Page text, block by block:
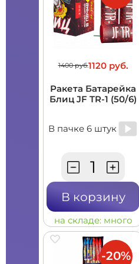
1400 руб.1120 руб.
Ракета Батарейка
Блиц JF TR-1 (50/6)
В пачке 6 штук
В корзину
на складе: много
-20%